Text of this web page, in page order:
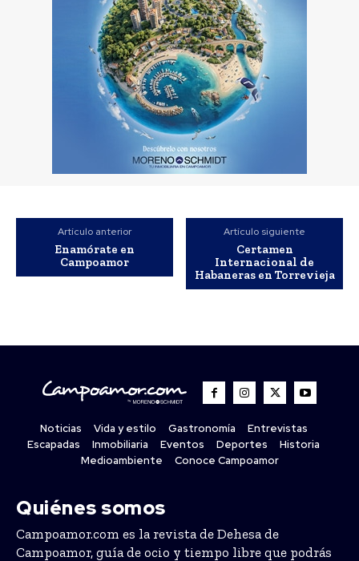
Artículo anterior
Enamórate en
Campoamor
Artículo siguiente
Certamen
Internacional de
Habaneras en Torrevieja
Noticias Vida y estilo Gastronomía
Entrevistas
Escapadas
Inmobiliaria Eventos Deportes
Historia
Medioambiente
Conoce Campoamor
Quiénes somos
Campoamor.com es la revista de Dehesa de
Campoamor, guía de ocio y tiempo libre que podrás